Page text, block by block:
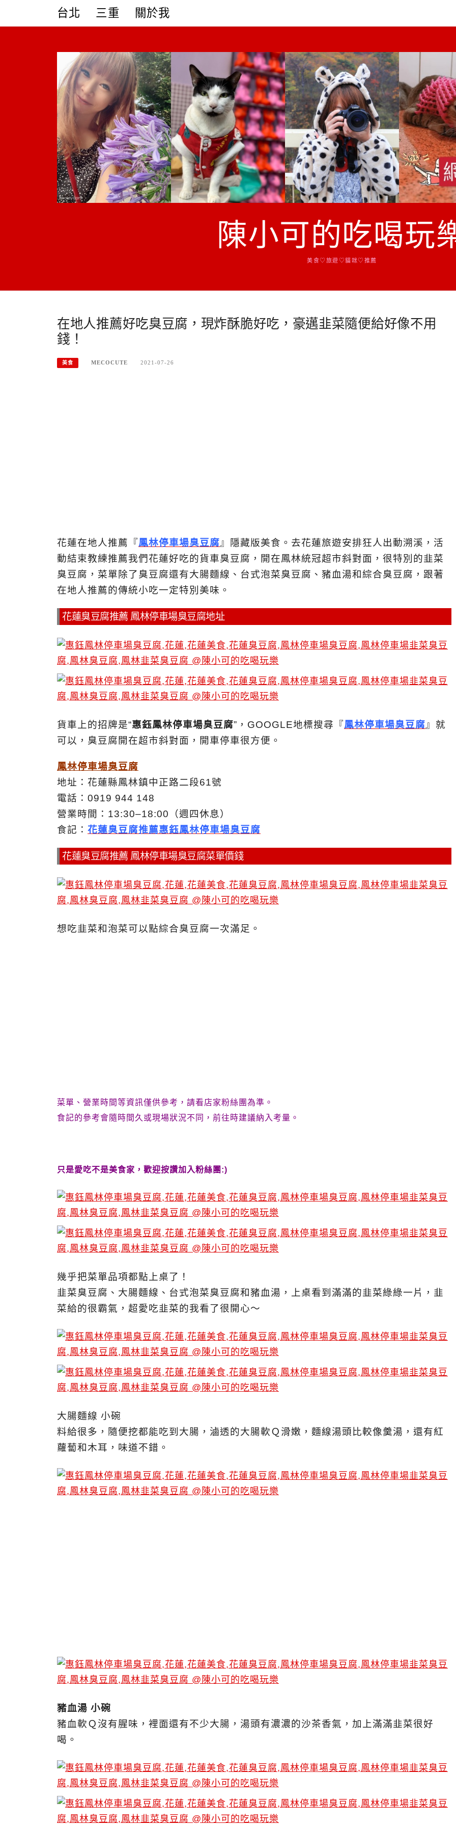
台北 三重 關於我
陳小可的吃喝玩
美食♡旅遊♡貓咪♡推薦
在地人推薦好吃臭豆腐，現炸酥脆好吃，豪邁韭菜隨便給好像不用
錢！
美食 MECOCUTE 2021-07-26
花蓮在地人推薦『鳳林停車場臭豆腐』隱藏版美食。去花蓮旅遊安排狂人出動溯溪，活
動結束教練推薦我們花蓮好吃的貨車臭豆腐，開在鳳林統冠超市斜對面，很特別的韭菜
臭豆腐，菜單除了臭豆腐還有大腸麵線、台式泡菜臭豆腐、豬血湯和綜合臭豆腐，跟著
在地人推薦的傳統小吃一定特別美味。
花蓮臭豆腐推薦 鳳林停車場臭豆腐地址
貨車上的招牌是“惠鈺鳳林停車場臭豆腐”，GOOGLE地標搜尋『鳳林停車場臭豆腐』就
可以，臭豆腐開在超市斜對面，開車停車很方便。
鳳林停車場臭豆腐
地址：花蓮縣鳳林鎮中正路二段61號
電話：0919 944 148
營業時間：13:30–18:00（週四休息）
食記： 花蓮臭豆腐推薦惠鈺鳳林停車場臭豆腐
花蓮臭豆腐推薦 鳳林停車場臭豆腐菜單價錢
想吃韭菜和泡菜可以點綜合臭豆腐一次滿足。
菜單、營業時間等資訊僅供參考，請看店家粉絲團為準。
食記的參考會隨時間久或現場狀況不同，前往時建議納入考量。
只是愛吃不是美食家，歡迎按讚加入粉絲團:)
幾乎把菜單品項都點上桌了！
韭菜臭豆腐、大腸麵線、台式泡菜臭豆腐和豬血湯，上桌看到滿滿的韭菜綠綠一片，韭
菜給的很霸氣，超愛吃韭菜的我看了很開心～
大腸麵線 小碗
料給很多，隨便挖都能吃到大腸，滷透的大腸軟Ｑ滑嫩，麵線湯頭比較像羹湯，還有紅
蘿蔔和木耳，味道不錯。
豬血湯 小碗
豬血軟Ｑ沒有腥味，裡面還有不少大腸，湯頭有濃濃的沙茶香氣，加上滿滿韭菜很好
喝。